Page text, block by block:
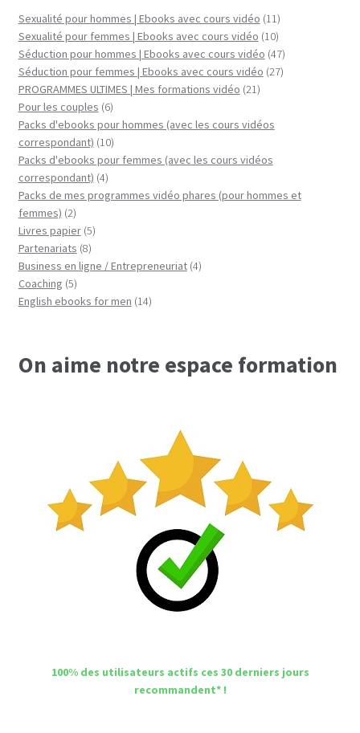
Sexualité pour hommes | Ebooks avec cours vidéo 1111
produits
Sexualité pour femmes | Ebooks avec cours vidéo 1010
produits
Séduction pour hommes | Ebooks avec cours vidéo 4747
produits
Séduction pour femmes | Ebooks avec cours vidéo 2727
PROGRAMMES ULTIMES | Mes formations vidéo 2121
Pour les couples 66
produits
Packs d'ebooks pour hommes (avec les cours vidéos
correspondant) 1010
produits
Packs d'ebooks pour femmes (avec les cours vidéos
correspondant) 44
produits
Packs de mes programmes vidéo phares (pour hommes et
femmes) 22
produits
Livres papier 55
Partenariats 88
produits
Business en ligne / Entrepreneuriat 44
Coaching 55
produits
English ebooks for men 1414
On aime notre espace formation
100% des utilisateurs actifs ces 30 derniers jours
recommandent* !